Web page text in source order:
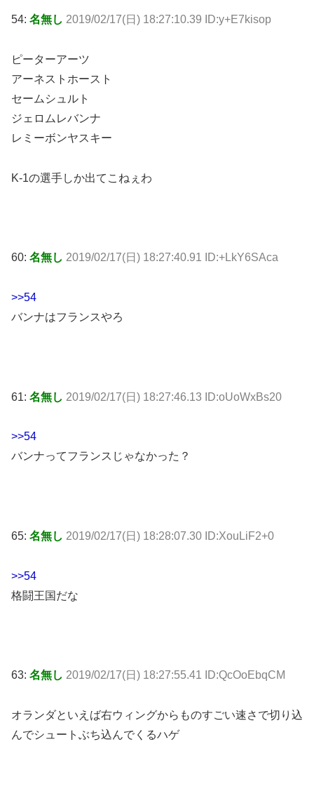
54: 名無し 2019/02/17(日) 18:27:10.39 ID:y+E7kisop
ピーターアーツ
アーネストホースト
セームシュルト
ジェロムレバンナ
レミーボンヤスキー
K-1の選手しか出てこねぇわ
60: 名無し 2019/02/17(日) 18:27:40.91 ID:+LkY6SAca
>>54
バンナはフランスやろ
61: 名無し 2019/02/17(日) 18:27:46.13 ID:oUoWxBs20
>>54
バンナってフランスじゃなかった？
65: 名無し 2019/02/17(日) 18:28:07.30 ID:XouLiF2+0
>>54
格闘王国だな
63: 名無し 2019/02/17(日) 18:27:55.41 ID:QcOoEbqCM
オランダといえば右ウィングからものすごい速さで切り込
んでシュートぶち込んでくるハゲ